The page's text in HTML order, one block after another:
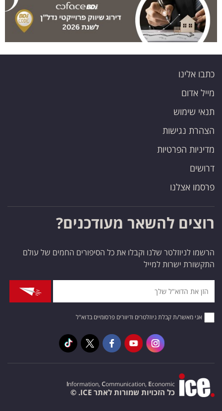
כתבו אלינו
מייל אדום
תנאי שימוש
הצהרת נגישות
מדיניות הפרטיות
דרושים
פרסמו אצלנו
רוצים להשאר מעודכנים?
הרשמו לניוזלטר שלנו וקבלו את כל הסיפורים החמים של עולם
התקשורת ישרות למייל
אני מאשר/ת קבלת ניוזלטרים ודיוורים פרסומיים בדוא"ל
Information, Communication, Economic
כל הזכויות שמורות לאתר ICE. ©